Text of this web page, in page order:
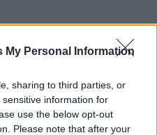
My Personal Information
sharing to third parties, or
information for
use the below opt-out
Please note that after your